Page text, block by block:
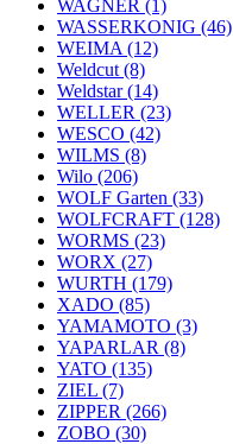
WAGNER (1)
WASSERKONIG (46)
WEIMA (12)
Weldcut (8)
Weldstar(14)
WELLER (23)
WESCO (42)
WILMS (8)
Wilo (206)
WOLF Garten (33)
WOLFCRAFT (128)
WORMS (23)
WORX (27)
WURTH (179)
XADO (85)
YAMAMOTO (3)
YAPARLAR (8)
YATO (135)
ZIEL (7)
ZIPPER (266)
ZOBO (30)